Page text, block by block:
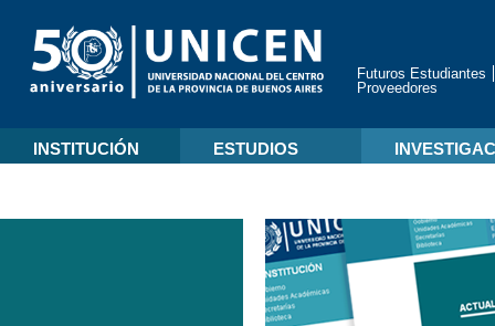
Futuros Estudiantes
Proveedores
INSTITUCIÓN ESTUDIOS